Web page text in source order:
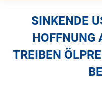
SINKENDE
HOFFNUNG
TREIBEN